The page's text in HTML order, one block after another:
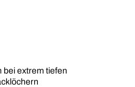
bei extrem tiefen